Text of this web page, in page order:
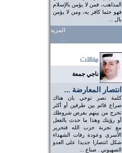
المذاهب، فمن لا يؤمن بالإسلام
فهو حتما كافر به، ومن لا يؤمن
بال ...
المزيد
..
ناجي جمعة
انتصار المعارضة ...
كلمة نصر توحي بان هناك
صراع قائم بين طرفين أو أكثر
تخرج من بينهم بفرض شروطك
أو رؤيتك وهذا ما حدث بالفعل
مع تجربة حزب الله فتحرير
الأسرى وعودة رفات الشهداء
شكل انتصارا جديدا على العدو
الصهيوني . صناع ...